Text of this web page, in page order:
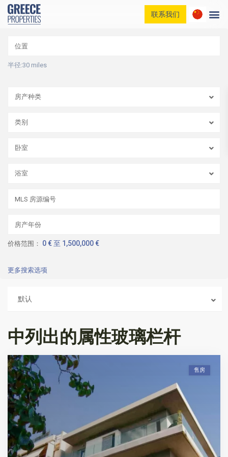
联系我们
家庭
我们的房产
博客列表
半径:30 miles
房产种类
类别
卧室
浴室
价格范围： 0 € 至 1,500,000 €
更多搜索选项
默认
中列出的属性玻璃栏杆
售房